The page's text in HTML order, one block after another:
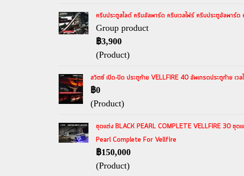
ครีบประตูสไลด์ ครีบอัลพาร์ด ครีบเวลไฟร์ ครีบประตูอัลพา
Group product
฿3,900
(Product)
สวิตซ์ เปิด-ปิด ประตูท้าย VELLFIRE 40 อัพเกรดประตูท้าย เว
฿0
(Product)
ชุดแต่ง BLACK PEARL COMPLETE VELLFIRE 30 ชุด
Pearl Complete For Vellfire
฿150,000
(Product)